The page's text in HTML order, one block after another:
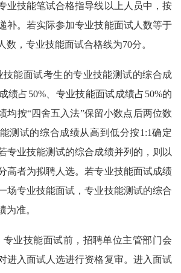
业技能笔试合格指导线以上人员中，按
补。若实际参加专业技能面试人数等于
数，专业技能面试合格线为70分。
技能面试考生的专业技能测试的综合成
绩占50%、专业技能面试成绩占50%的
均按“四舍五入法”保留小数点后两位数
测试的综合成绩从高到低分按1:1确定
专业技能测试的综合成绩并列的，则以
高者为拟聘人选。若专业技能面试成绩
场专业技能面试，专业技能测试的综合
为准。
专业技能面试前，招聘单位主管部门会
进入面试人选进行资格复审。进入面试